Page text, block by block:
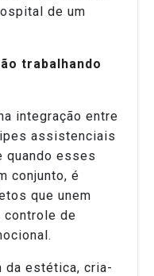
de um
trabalhando
integração entre
assistenciais
quando esses
conjunto, é
que unem
controle de
da estética, cria-